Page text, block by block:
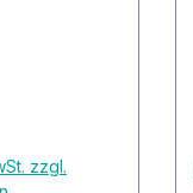
sind
zzgl.